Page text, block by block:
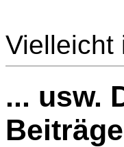
Vielleicht
... usw.